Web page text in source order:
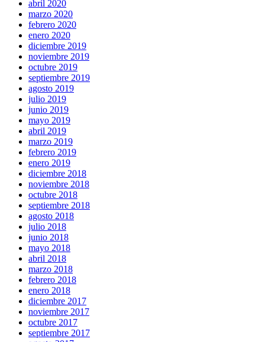
abril 2020
marzo 2020
febrero 2020
enero 2020
diciembre 2019
noviembre 2019
octubre 2019
septiembre 2019
agosto 2019
julio 2019
junio 2019
mayo 2019
abril 2019
marzo 2019
febrero 2019
enero 2019
diciembre 2018
noviembre 2018
octubre 2018
septiembre 2018
agosto 2018
julio 2018
junio 2018
mayo 2018
abril 2018
marzo 2018
febrero 2018
enero 2018
diciembre 2017
noviembre 2017
octubre 2017
septiembre 2017